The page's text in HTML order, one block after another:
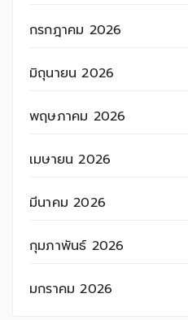
กรกฎาคม 2026
มิถุนายน 2026
พฤษภาคม 2026
เมษายน 2026
มีนาคม 2026
กุมภาพันธ์ 2026
มกราคม 2026